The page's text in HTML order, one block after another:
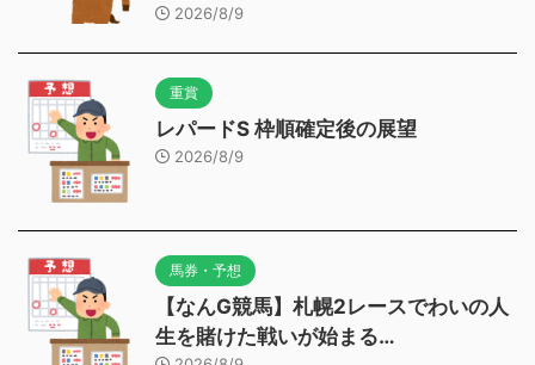
2026/8/9
重賞
レパードS 枠順確定後の展望
2026/8/9
馬券・予想
【なんG競馬】札幌2レースでわいの人
生を賭けた戦いが始まる…